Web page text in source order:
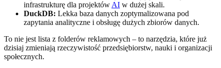
infrastrukturę dla projektów AI w dużej skali.
DuckDB: Lekka baza danych zoptymalizowana pod
zapytania analityczne i obsługę dużych zbiorów danych.
To nie jest lista z folderów reklamowych – to narzędzia, które już
dzisiaj zmieniają rzeczywistość przedsiębiorstw, nauki i organizacji
społecznych.